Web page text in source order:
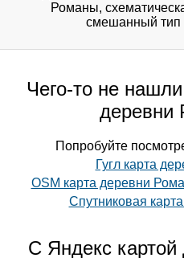
Романы,
смешанный тип
Чего-то не
деревни
Попробуйте
Гугл карта
OSM карта деревни
Спутниковая
С Яндекс